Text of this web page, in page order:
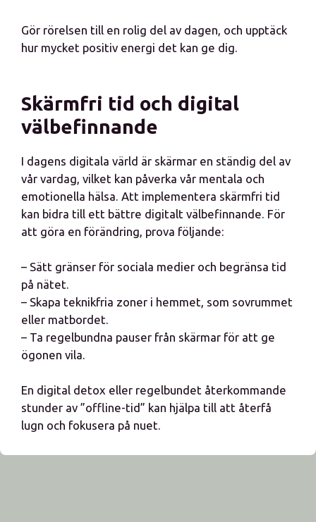
Gör rörelsen till en rolig del av dagen, och upptäck
hur mycket positiv energi det kan ge dig.
Skärmfri tid och digital
välbefinnande
I dagens digitala värld är skärmar en ständig del av
vår vardag, vilket kan påverka vår mentala och
emotionella hälsa. Att implementera skärmfri tid
kan bidra till ett bättre digitalt välbefinnande. För
att göra en förändring, prova följande:
– Sätt gränser för sociala medier och begränsa tid
på nätet.
– Skapa teknikfria zoner i hemmet, som sovrummet
eller matbordet.
– Ta regelbundna pauser från skärmar för att ge
ögonen vila.
En digital detox eller regelbundet återkommande
stunder av ”offline-tid” kan hjälpa till att återfå
lugn och fokusera på nuet.